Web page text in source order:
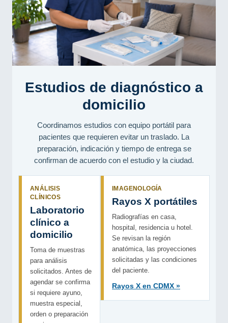
Estudios de diagnóstico a
domicilio
Coordinamos estudios con equipo portátil para
pacientes que requieren evitar un traslado. La
preparación, indicación y tiempo de entrega se
confirman de acuerdo con el estudio y la ciudad.
ANÁLISIS
CLÍNICOS
Laboratorio
clínico a
domicilio
Toma de muestras
para análisis
solicitados. Antes de
agendar se confirma
si requiere ayuno,
muestra especial,
orden o preparación
IMAGENOLOGÍA
Rayos X portátiles
Radiografías en casa,
hospital, residencia u hotel.
Se revisan la región
anatómica, las proyecciones
solicitadas y las condiciones
del paciente.
Rayos X en CDMX »